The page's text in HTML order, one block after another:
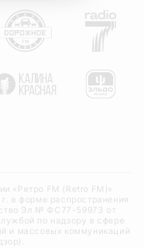
«Ретро FM (Retro FM)»
в форме распространения
Эл № ФС77-59973 от
по надзору в сфере
и массовых коммуникаций